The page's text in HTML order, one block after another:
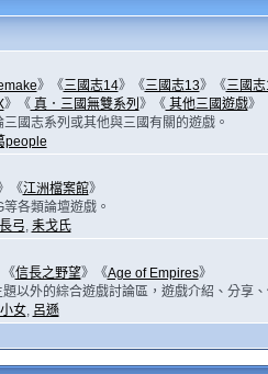
》《三國志14》《三國志13》《三國
》《真．三國無雙系列 》《其他三國遊戲》
國志系列或其他與三國有關的遊戲。
people
《江洲檔案館》
各類論壇遊戲。
弓, 耒戈氏
信長之野望》《Age of Empires》
以外的綜合遊戲討論區，遊戲介紹、分享
女, 呂遜